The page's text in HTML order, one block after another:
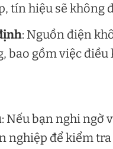
tín hiệu sẽ không
: Nguồn điện
bao gồm việc
: Nếu bạn nghi ngờ
nghiệp để kiểm